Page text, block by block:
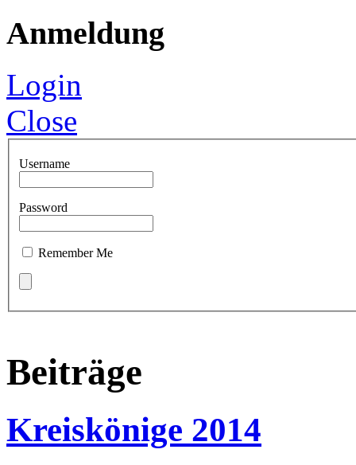
Anmeldung
Login
Close
Username
Password
Remember Me
Beiträge
Kreiskönige 2014